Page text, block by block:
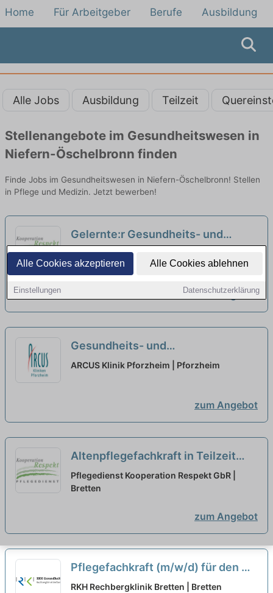
Alle Cookies akzeptieren Alle Cookies ablehnen
Einstellungen Datenschutzerklärung
Home Für Arbeitgeber Berufe Ausbildung
Alle Jobs Ausbildung Teilzeit
Stellenangebote im Gesundheitswesen in
Niefern-Öschelbronn finden
Finde Jobs im Gesundheitswesen in Niefern-Öschelbronn! Stellen
in Pflege und Medizin. Jetzt bewerben!
Gelernte:r Gesundheits- und
Krankenpfleger:in in Teilzeit (20h)
(m/w/d) – Wir suchen Zuwachs in
Pflegedienst Kooperation Respekt GbR |
Bretten
zum Angebot
Gesundheits- und
Krankenpflegekraft (m/w/d) für die
ARCUS Klinik Pforzheim | Pforzheim
zum Angebot
Altenpflegefachkraft in Teilzeit
(20h) (m/w/d) – Wir suchen
Zuwachs in unserem Team!
Pflegedienst Kooperation Respekt GbR |
Bretten
zum Angebot
Pflegefachkraft (m/w/d) für den OP
– Attraktive Arbeitszeiten bei Ihrem
RKH Rechbergklinik Bretten | Bretten